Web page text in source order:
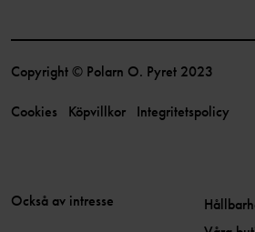
Copyright © Polarn O. Pyret 2023
Cookies Köpvillkor Integritetspolicy
Också av intresse